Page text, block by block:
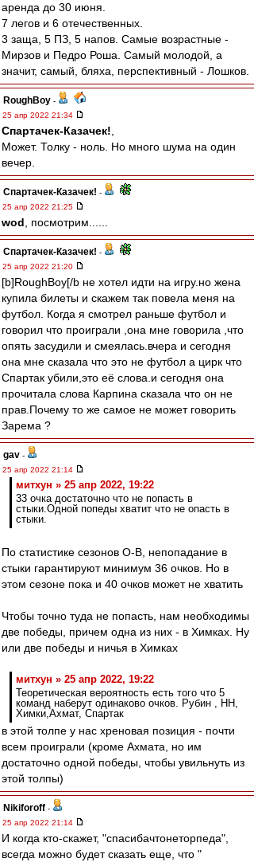
аренда до 30 июня.
7 легов и 6 отечественных.
3 заща, 5 ПЗ, 5 напов. Самые возрастные -
Мирзов и Педро Роша. Самый молодой, а
значит, самый, бляха, перспективный - Лошков.
RoughBoy -
25 апр 2022 21:34
Спартачек-Казачек!
Может. Толку - ноль. Но много шума на один
вечер.
Спартачек-Казачек! -
25 апр 2022 21:25
wod , посмотрим......
Спартачек-Казачек! -
25 апр 2022 21:20
[b]RoughBoy[/b не хотел идти на игру.но жена
купила билеты и скажем так повела меня на
футбол. Когда я смотрел раньше футбол и
говорил что проиграли ,она мне говорила ,что
опять засудили и смеялась.вчера и сегодня
она мне сказала что это не футбол а цирк что
Спартак убили,это её слова.и сегодня она
прочитала слова Карпина сказала что он не
прав.Почему то же самое не может говорить
Зарема ?
gav -
25 апр 2022 21:14
митхун » 25 апр 2022, 19:22
33 очка достаточно что не попасть в
стыки.Одной попеды хватит что не опасть в
стыки.
По статистике сезонов О-В, непопадание в
стыки гарантируют минимум 36 очков. Но в
этом сезоне пока и 40 очков может не хватить
Чтобы точно туда не попасть, нам необходимы
две победы, причем одна из них - в Химках. Ну
или две победы и ничья в Химках
митхун » 25 апр 2022, 19:22
Теоретическая вероятность есть того что 5
команд наберут одинаково очков. Рубин , НН,
Химки,Ахмат, Спартак
в этой толпе у нас хреновая позиция - почти
всем проиграли (кроме Ахмата, но им
достаточно одной победы, чтобы увильнуть из
этой толпы)
Nikiforoff -
25 апр 2022 21:14
И когда кто-скажет, "спасибачтонеторпеда",
всегда можно будет сказать еще, что "